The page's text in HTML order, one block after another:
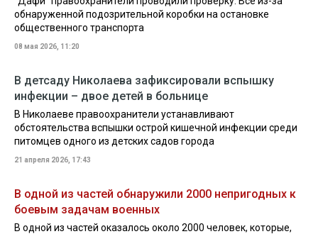
обнаруженной подозрительной коробки на остановке
общественного транспорта
08 мая 2026, 11:20
В детсаду Николаева зафиксировали вспышку
инфекции – двое детей в больнице
В Николаеве правоохранители устанавливают
обстоятельства вспышки острой кишечной инфекции среди
питомцев одного из детских садов города
21 апреля 2026, 17:43
В одной из частей обнаружили 2000 непригодных к
боевым задачам военных
В одной из частей оказалось около 2000 человек, которые,